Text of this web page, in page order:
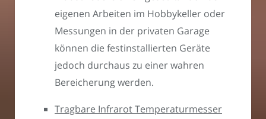
eigenen Arbeiten im Hobbykeller oder
Messungen in der privaten Garage
können die festinstallierten Geräte
jedoch durchaus zu einer wahren
Bereicherung werden.
Tragbare Infrarot Temperaturmesser